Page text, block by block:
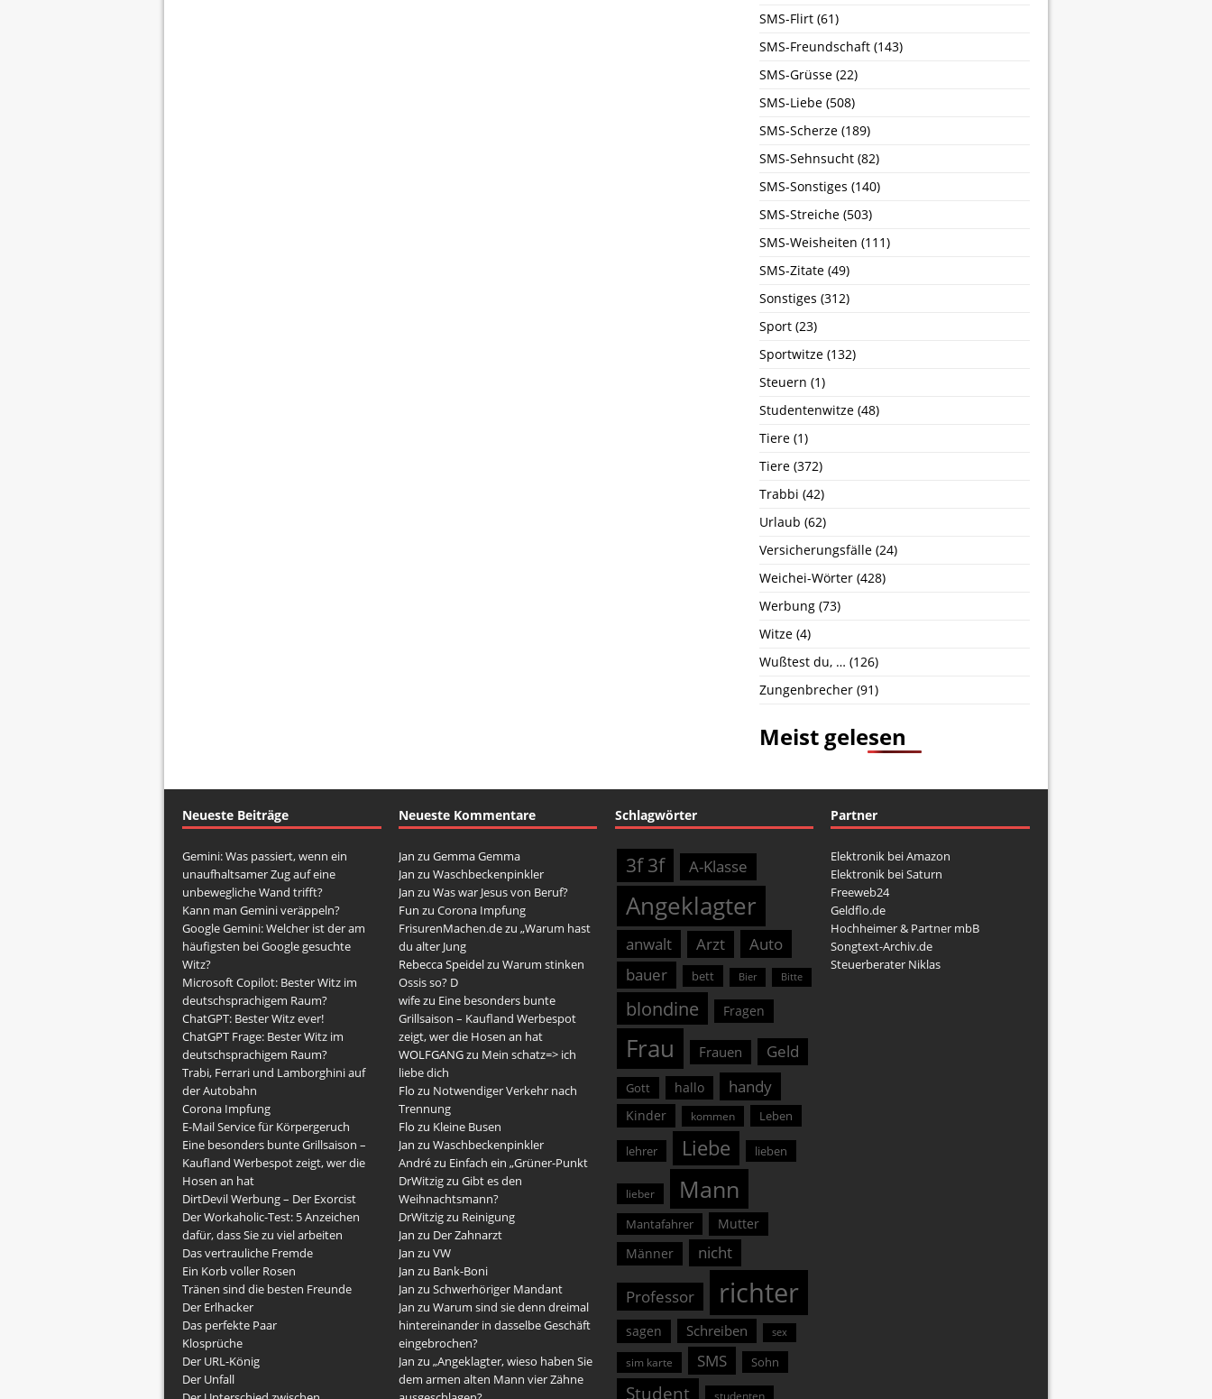
SMS-Flirt (61)
SMS-Freundschaft (143)
SMS-Grüsse (22)
SMS-Liebe (508)
SMS-Scherze (189)
SMS-Sehnsucht (82)
SMS-Sonstiges (140)
SMS-Streiche (503)
SMS-Weisheiten (111)
SMS-Zitate (49)
Sonstiges (312)
Sport (23)
Sportwitze (132)
Steuern (1)
Studentenwitze (48)
Tiere (1)
Tiere (372)
Trabbi (42)
Urlaub (62)
Versicherungsfälle (24)
Weichei-Wörter (428)
Werbung (73)
Witze (4)
Wußtest du, … (126)
Zungenbrecher (91)
Meist gelesen
Neueste Beiträge
Gemini: Was passiert, wenn ein
unaufhaltsamer Zug auf eine
unbewegliche Wand trifft?
Kann man Gemini veräppeln?
Google Gemini: Welcher ist der am
häufigsten bei Google gesuchte
Witz?
Microsoft Copilot: Bester Witz im
deutschsprachigem Raum?
ChatGPT: Bester Witz ever!
ChatGPT Frage: Bester Witz im
deutschsprachigem Raum?
Trabi, Ferrari und Lamborghini auf
der Autobahn
Corona Impfung
E-Mail Service für Körpergeruch
Eine besonders bunte Grillsaison –
Kaufland Werbespot zeigt, wer die
Hosen an hat
DirtDevil Werbung – Der Exorcist
Der Workaholic-Test: 5 Anzeichen
dafür, dass Sie zu viel arbeiten
Das vertrauliche Fremde
Ein Korb voller Rosen
Tränen sind die besten Freunde
Der Erlhacker
Das perfekte Paar
Klosprüche
Der URL-König
Der Unfall
Neueste Kommentare
Jan zu Gemma Gemma
Jan zu Waschbeckenpinkler
Jan zu Was war Jesus von Beruf?
Fun zu Corona Impfung
FrisurenMachen.dezu „Warum hast
du alter Jung
Rebecca Speidelzu Warum stinken
Ossis so? D
wifezu Eine besonders bunte
Grillsaison – Kaufland Werbespot
zeigt, wer die Hosen an hat
WOLFGANGzu Mein schatz=> ich
liebe dich
Flo zu Notwendiger Verkehr nach
Trennung
Flo zu Kleine Busen
Jan zu Waschbeckenpinkler
Andrézu Einfach ein „Grüner-Punkt
DrWitzigzu Gibt es den
Weihnachtsmann?
DrWitzigzu Reinigung
Jan zu Der Zahnarzt
Jan zu VW
Jan zu Bank-Boni
Jan zu Schwerhöriger Mandant
Jan zu Warum sind sie denn dreimal
hintereinander in dasselbe Geschäft
eingebrochen?
Jan zu „Angeklagter, wieso haben Sie
dem armen alten Mann vier Zähne
Schlagwörter
3f 3f A-Klasse
Angeklagter
anwalt Arzt
Auto
bauer
bett Bier Bitte
blondine Fragen
Frau Frauen Geld
Gott hallo handy
Kinder kommen Leben
lehrer Liebe lieben
lieber Mann
Mantafahrer
Mutter
Männer
nicht
Professor richter
sagen Schreiben sex
sim karte SMS Sohn
Student studenten
Partner
Elektronik bei Amazon
Elektronik bei Saturn
Freeweb24
Geldflo.de
Hochheimer & Partner mbB
Songtext-Archiv.de
Steuerberater Niklas